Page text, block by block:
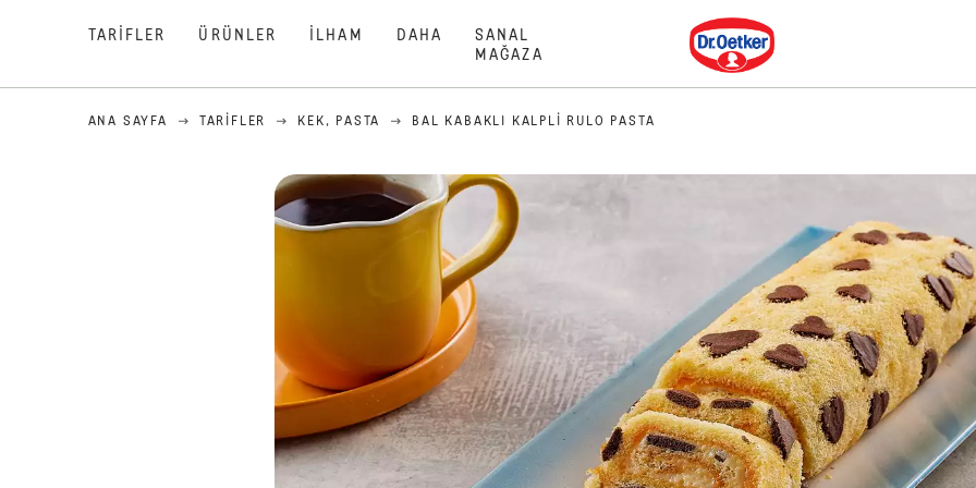
TARIFLER ÜRÜNLER İLHAM DAHA
SANAL
MAĞAZA
Dr. Oetker
ANA SAYFA TARIFLER KEK, PASTA BAL KABAKLI KALPLI RULO PASTA